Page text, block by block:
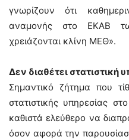
γνωρίζουν ότι
αναμονής στο ΕΚΑΒ
χρειάζονται κλίνη ΜΕΘ».
Δεν διαθέτει στατιστική
Σημαντικό ζήτημα που
στατιστικής υπηρεσίας
καθιστά ελεύθερο να
όσον αφορά την